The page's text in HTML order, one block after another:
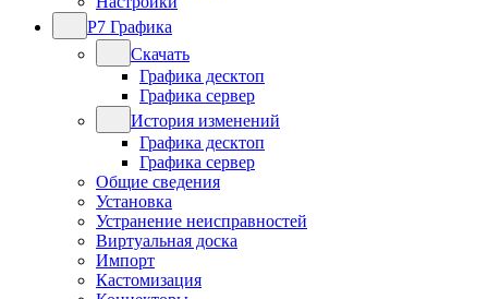
Р7 Графика
Скачать
Графика десктоп
Графика сервер
История изменений
Графика десктоп
Графика сервер
Общие сведения
Установка
Устранение неисправностей
Виртуальная доска
Импорт
Кастомизация